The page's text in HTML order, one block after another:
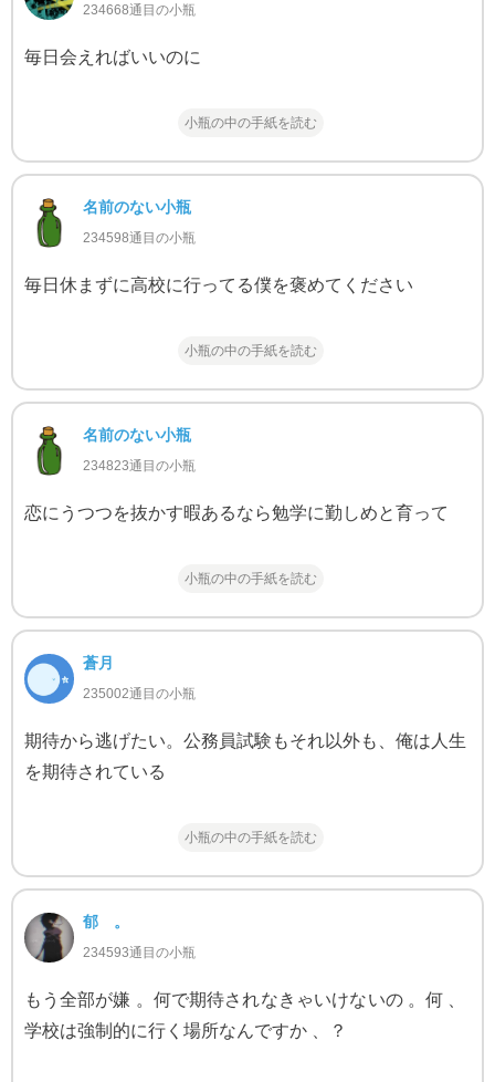
234668通目の小瓶
毎日会えればいいのに
小瓶の中の手紙を読む
名前のない小瓶
234598通目の小瓶
毎日休まずに高校に行ってる僕を褒めてください
小瓶の中の手紙を読む
名前のない小瓶
234823通目の小瓶
恋にうつつを抜かす暇あるなら勉学に勤しめと育って
小瓶の中の手紙を読む
蒼月
235002通目の小瓶
期待から逃げたい。公務員試験もそれ以外も、俺は人生
を期待されている
小瓶の中の手紙を読む
郁 。
234593通目の小瓶
もう全部が嫌 。何で期待されなきゃいけないの 。何 、
学校は強制的に行く場所なんですか 、？